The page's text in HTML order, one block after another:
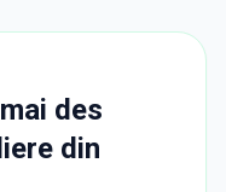
des
din